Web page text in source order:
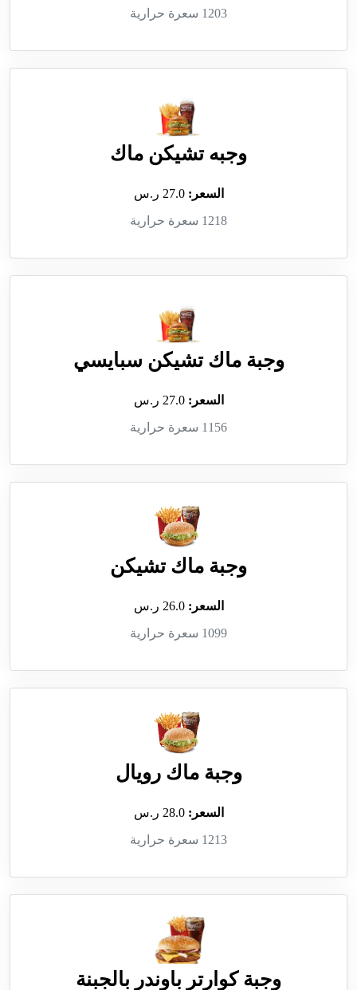
1203 سعرة حرارية
وجبه تشيكن ماك
السعر:27.0 ر.س
1218 سعرة حرارية
وجبة ماك تشيكن سبايسي
السعر:27.0 ر.س
1156 سعرة حرارية
وجبة ماك تشيكن
السعر:26.0 ر.س
1099 سعرة حرارية
وجبة ماك رويال
السعر:28.0 ر.س
1213 سعرة حرارية
وجبة كوارتر باوندر بالجبنة